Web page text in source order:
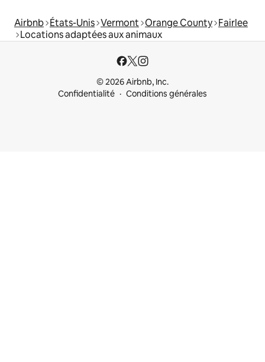
Airbnb États-Unis Vermont Orange County Fairlee
Locations adaptées aux animaux
© 2026 Airbnb, Inc.
Confidentialité
Conditions générales